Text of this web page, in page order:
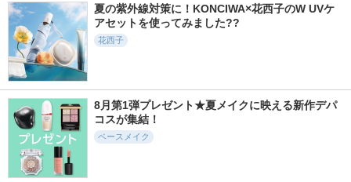
5.4
2732件
ライトリフレクティ
ヴェール
NARS
コスメデコルテ
夏の紫外線対策に！KONCIWA×花西子のW UVケ
アセットを使ってみました??
花西子
8月第1弾プレゼント★夏メイクに映える新作デパ
コスが集結！
ベースメイク